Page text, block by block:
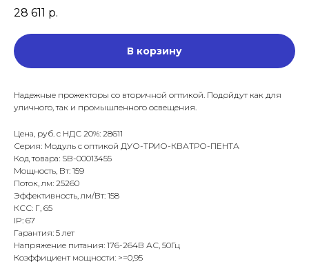
28 611 р.
В корзину
Надежные прожекторы со вторичной оптикой. Подойдут как для
уличного, так и промышленного освещения.
Цена, руб. с НДС 20%: 28611
Серия: Модуль с оптикой ДУО-ТРИО-КВАТРО-ПЕНТА
Код товара: SB-00013455
Мощность, Вт: 159
Поток, лм: 25260
Эффективность, лм/Вт: 158
КСС: Г, 65
IP: 67
Гарантия: 5 лет
Напряжение питания: 176-264В АС, 50Гц
Коэффициент мощности: >=0,95